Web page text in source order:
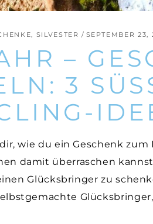
, SILVESTER SEPTEMBER 23,
–
3
wie du ein Geschenk
damit überraschen
Glücksbringer zu